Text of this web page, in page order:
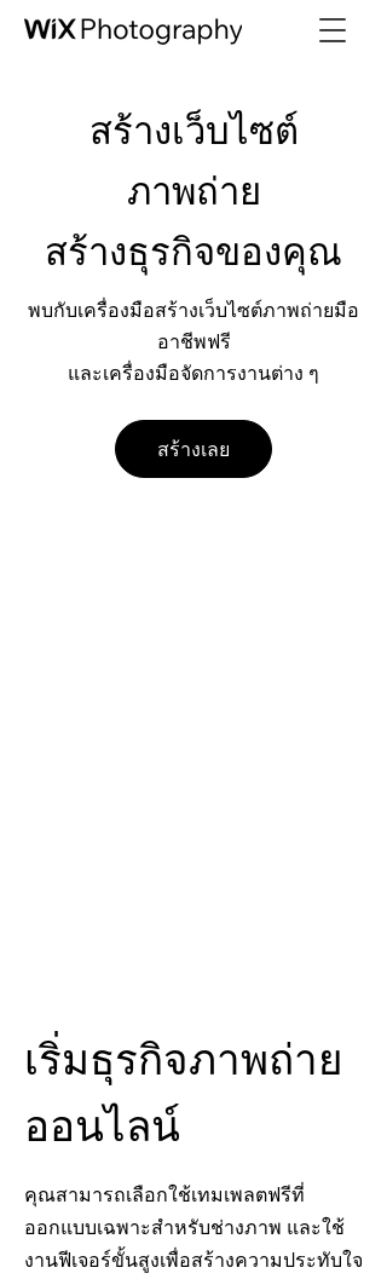
สร้างเว็บไซต์
ภาพถ่าย
สร้างธุรกิจของคุณ
พบกับเครื่องมือสร้างเว็บไซต์ภาพถ่ายมือ
อาชีพฟรี
และเครื่องมือจัดการงานต่าง ๆ
สร้างเลย
เริ่มธุรกิจภาพถ่าย
ออนไลน์
คุณสามารถเลือกใช้เทมเพลตฟรีที่
ออกแบบเฉพาะสำหรับช่างภาพ และใช้
งานฟีเจอร์ขั้นสูงเพื่อสร้างความประทับใจ